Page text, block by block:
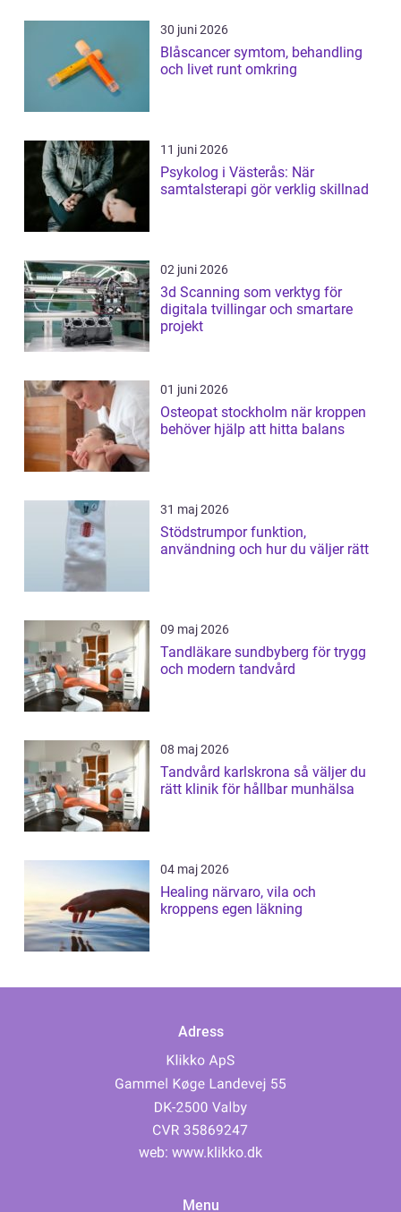
30 juni 2026
Blåscancer symtom, behandling
och livet runt omkring
11 juni 2026
Psykolog i Västerås: När
samtalsterapi gör verklig skillnad
02 juni 2026
3d Scanning som verktyg för
digitala tvillingar och smartare
projekt
01 juni 2026
Osteopat stockholm när kroppen
behöver hjälp att hitta balans
31 maj 2026
Stödstrumpor funktion,
användning och hur du väljer rätt
09 maj 2026
Tandläkare sundbyberg för trygg
och modern tandvård
08 maj 2026
Tandvård karlskrona så väljer du
rätt klinik för hållbar munhälsa
04 maj 2026
Healing närvaro, vila och
kroppens egen läkning
Adress
web: www.klikko.dk
Menu